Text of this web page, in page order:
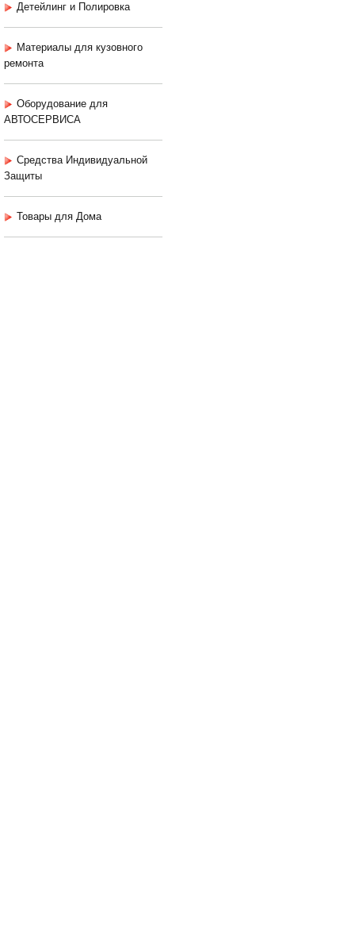
Детейлинг и Полировка
Материалы для кузовного
ремонта
Оборудование для
АВТОСЕРВИСА
Средства Индивидуальной
Защиты
Товары для Дома